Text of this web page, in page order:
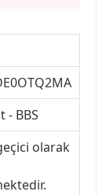
- BBS
olarak